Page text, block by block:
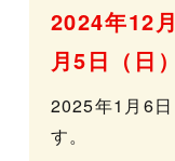
2024年12
月5日（日）
2025年1月6
す。